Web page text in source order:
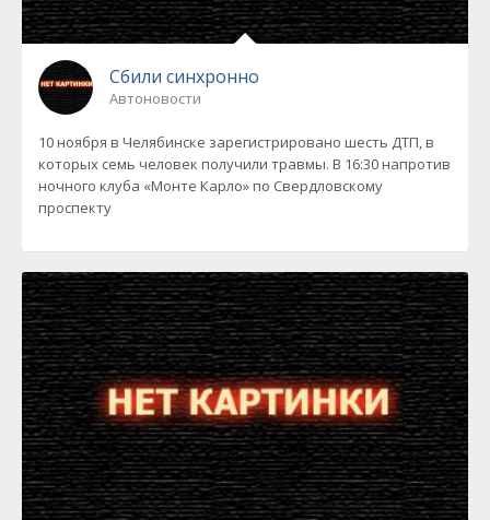
Сбили синхронно
Автоновости
10 ноября в Челябинске зарегистрировано шесть ДТП, в
которых семь человек получили травмы. В 16:30 напротив
ночного клуба «Монте Карло» по Свердловскому
проспекту